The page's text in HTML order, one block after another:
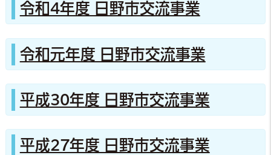
令和4年度 日野市交流事業
令和元年度 日野市交流事業
平成30年度 日野市交流事業
平成27年度 日野市交流事業